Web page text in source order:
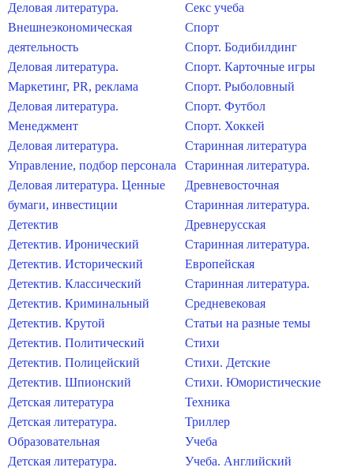
Деловая литература.
Внешнеэкономическая
деятельность
Деловая литература.
Маркетинг, PR, реклама
Деловая литература.
Менеджмент
Деловая литература.
Управление, подбор персонала
Деловая литература. Ценные
бумаги, инвестиции
Детектив
Детектив. Иронический
Детектив. Исторический
Детектив. Классический
Детектив. Криминальный
Детектив. Крутой
Детектив. Политический
Детектив. Полицейский
Детектив. Шпионский
Детская литература
Детская литература.
Образовательная
Детская литература.
Секс учеба
Спорт
Спорт. Бодибилдинг
Спорт. Карточные игры
Спорт. Рыболовный
Спорт. Футбол
Спорт. Хоккей
Старинная литература
Старинная литература.
Древневосточная
Старинная литература.
Древнерусская
Старинная литература.
Европейская
Старинная литература.
Средневековая
Статьи на разные темы
Стихи
Стихи. Детские
Стихи. Юмористические
Техника
Триллер
Учеба
Учеба. Английский